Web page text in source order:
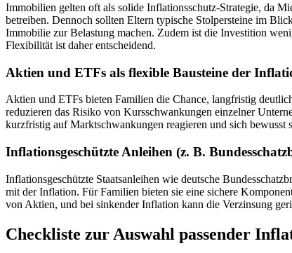
Immobilien gelten oft als solide Inflationsschutz-Strategie, da
betreiben. Dennoch sollten Eltern typische Stolpersteine im
Immobilie zur Belastung machen. Zudem ist die Investition
Flexibilität ist daher entscheidend.
Aktien und ETFs als flexible Bausteine der
Aktien und ETFs bieten Familien die Chance, langfristig
reduzieren das Risiko von Kursschwankungen einzelner
kurzfristig auf Marktschwankungen reagieren und sich
Inflationsgeschützte Anleihen (z. B.
Inflationsgeschützte Staatsanleihen wie deutsche
mit der Inflation. Für Familien bieten sie eine sichere
von Aktien, und bei sinkender Inflation kann die Verzinsung
Checkliste zur Auswahl passender